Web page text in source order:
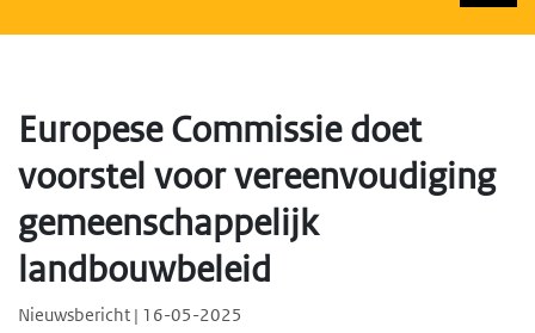
Europese Commissie doet
voorstel voor vereenvoudiging
gemeenschappelijk
landbouwbeleid
Nieuwsbericht | 16-05-2025